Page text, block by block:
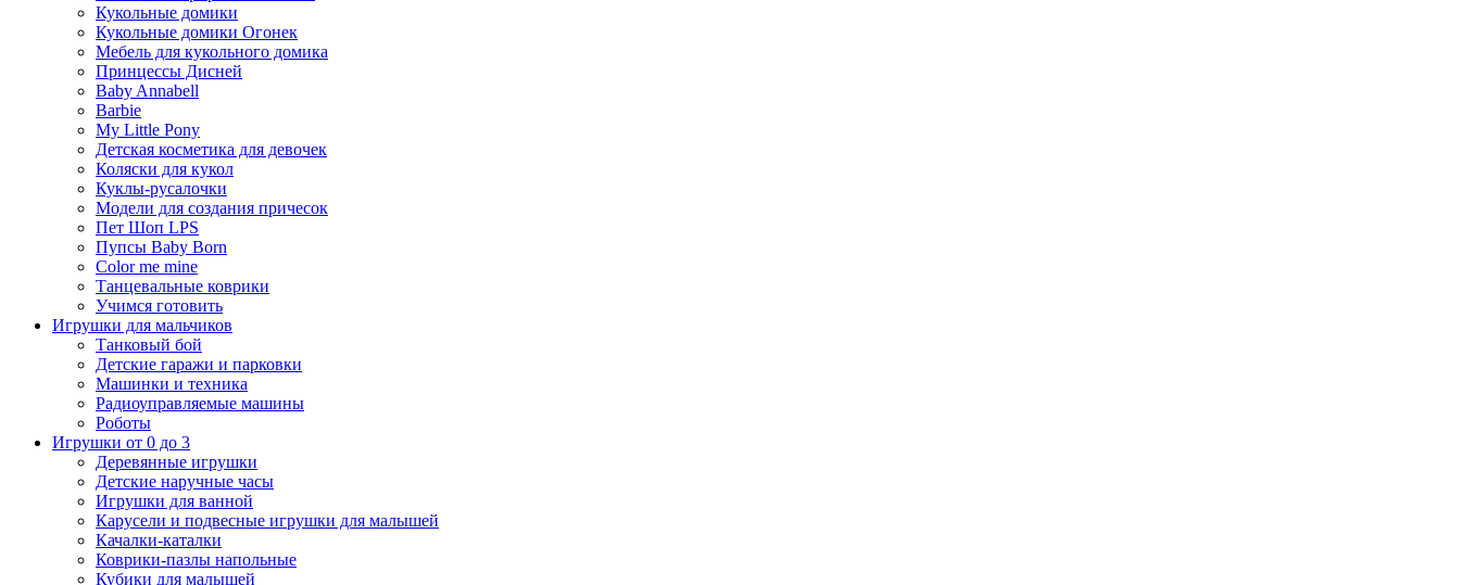
Кукольные домики
Кукольные домики Огонек
Мебель для кукольного домика
Принцессы Дисней
Baby Annabell
Barbie
My Little Pony
Детская косметика для девочек
Коляски для кукол
Куклы-русалочки
Модели для создания причесок
Пет Шоп LPS
Пупсы Baby Born
Сolor me mine
Танцевальные коврики
Учимся готовить
Игрушки для мальчиков
Танковый бой
Детские гаражи и парковки
Машинки и техника
Радиоуправляемые машины
Роботы
Игрушки от 0 до 3
Деревянные игрушки
Детские наручные часы
Игрушки для ванной
Карусели и подвесные игрушки для малышей
Качалки-каталки
Коврики-пазлы напольные
Кубики для малышей